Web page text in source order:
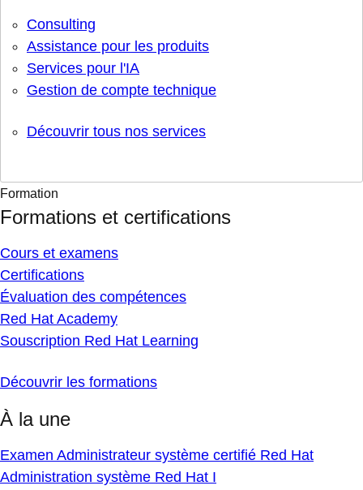
Consulting
Assistance pour les produits
Services pour l'IA
Gestion de compte technique
Découvrir tous nos services
Formation
Formations et certifications
Cours et examens
Certifications
Évaluation des compétences
Red Hat Academy
Souscription Red Hat Learning
Découvrir les formations
À la une
Examen Administrateur système certifié Red Hat
Administration système Red Hat I